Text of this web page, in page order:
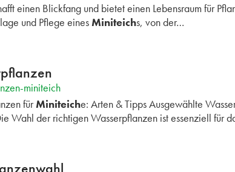
einen Blickfang und bietet einen Lebensraum für
und Pflege eines Miniteichs, von der…
miniteich
fürMiniteiche: Arten & Tipps Ausgewählte
Wahl der richtigen Wasserpflanzen ist essenziell für